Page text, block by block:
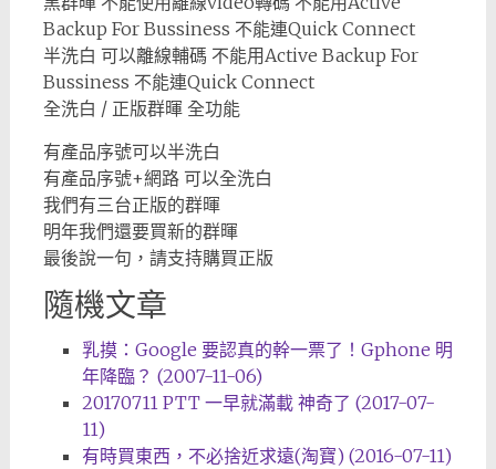
Backup For Bussiness 不能連Quick Connect
半洗白 可以離線輔碼 不能用Active Backup For
Bussiness 不能連Quick Connect
全洗白 / 正版群暉 全功能
有產品序號可以半洗白
有產品序號+網路 可以全洗白
我們有三台正版的群暉
明年我們還要買新的群暉
最後說一句，請支持購買正版
隨機文章
乳摸：Google 要認真的幹一票了！Gphone 明
年降臨？ (2007-11-06)
20170711 PTT 一早就滿載 神奇了 (2017-07-
11)
有時買東西，不必捨近求遠(淘寶) (2016-07-11)